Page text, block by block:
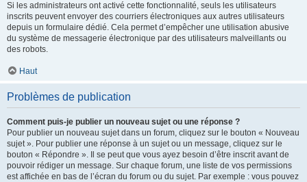
Si les administrateurs ont activé cette fonctionnalité, seuls les utilisateurs
inscrits peuvent envoyer des courriers électroniques aux autres utilisateurs
depuis un formulaire dédié. Cela permet d’empêcher une utilisation abusive
du système de messagerie électronique par des utilisateurs malveillants ou
des robots.
Haut
Problèmes de publication
Comment puis-je publier un nouveau sujet ou une réponse ?
Pour publier un nouveau sujet dans un forum, cliquez sur le bouton « Nouveau
sujet ». Pour publier une réponse à un sujet ou un message, cliquez sur le
bouton « Répondre ». Il se peut que vous ayez besoin d’être inscrit avant de
pouvoir rédiger un message. Sur chaque forum, une liste de vos permissions
est affichée en bas de l’écran du forum ou du sujet. Par exemple : vous pouvez